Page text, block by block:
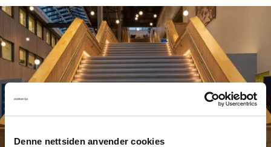
Denne nettsiden anvender cookies